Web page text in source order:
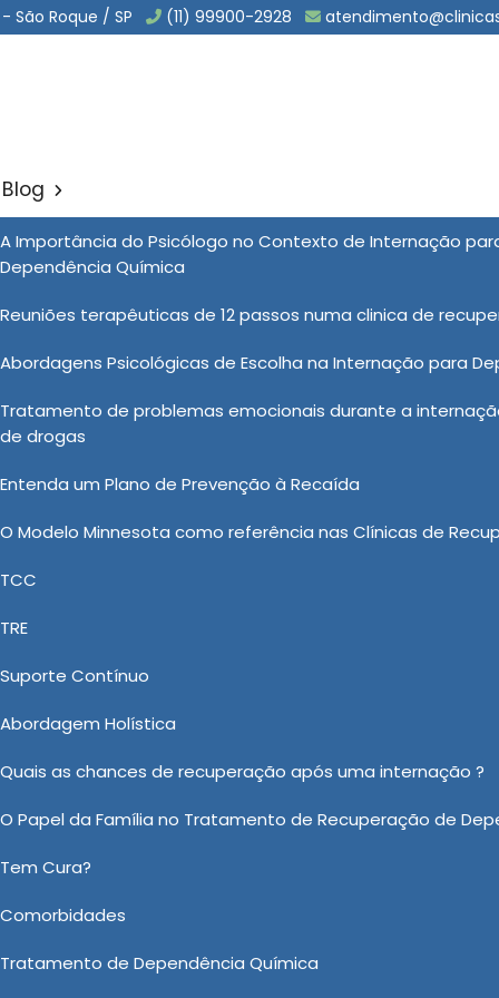
São Roque / SP (11) 99900-2928
Blog
A Importância do Psicólogo no Contexto de Internação
Dependência Química
Reuniões terapêuticas de 12 passos numa clinica de
Abordagens Psicológicas de Escolha na Internação para
Tratamento de problemas emocionais durante a
de drogas
Entenda um Plano de Prevenção à Recaída
O Modelo Minnesota como referência nas Clínicas de
TCC
TRE
Suporte Contínuo
Abordagem Holística
Quais as chances de recuperação após uma internação ?
O Papel da Família no Tratamento de Recuperação de
Tem Cura?
Comorbidades
Tratamento de Dependência Química
Internação na
tratamento humanizado e atendimento discreto,
ao Instituto Noah, uma clínica especializada em
dependentes químicos. Quer conhecer mais sobre
clínica psiquiátrica particular
Involuntária Como Proceder, Tratamento para álcool
Químicos Involuntário, Internação Psiquiátrica
no setor de Clínica de reabilitação, contamos
um excelente atendimento. Entre em contato e
Clínica Psiquiátrica Particular Internação na Sumaré?